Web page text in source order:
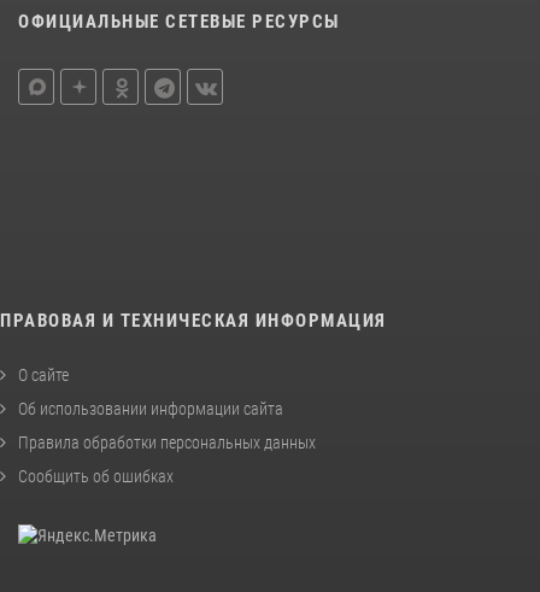
ОФИЦИАЛЬНЫЕ СЕТЕВЫЕ РЕСУРСЫ
ПРАВОВАЯ И ТЕХНИЧЕСКАЯ ИНФОРМАЦИЯ
О сайте
Об использовании информации сайта
Правила обработки персональных данных
Сообщить об ошибках